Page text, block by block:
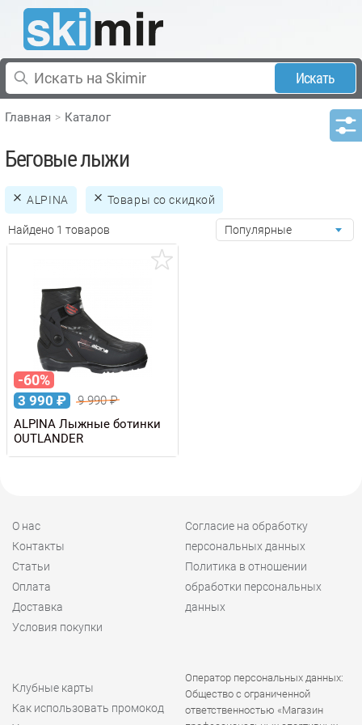
Искать
Главная Каталог
Беговые лыжи
ALPINA Товары со скидкой
Найдено 1 товаров Популярные
-60%
3 990 ₽ 9 990₽
ALPINA Лыжные ботинки
OUTLANDER
О нас
Контакты
Статьи
Оплата
Доставка
Условия покупки
Согласие на обработку
персональных данных
Политика в отношении
обработки персональных
данных
Клубные карты
Как использовать промокод
Оператор персональных данных:
Общество с ограниченной
ответственностью «Магазин